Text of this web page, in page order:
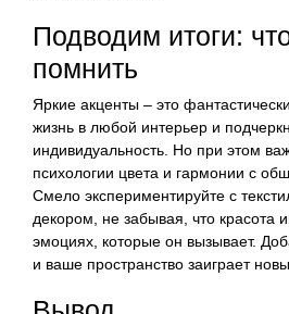
Подводим итоги:
помнить
Яркие акценты – это
жизнь в любой интерьер и
индивидуальность. Но при этом
психологии цвета и гармонии с
Смело экспериментируйте с
декором, не забывая, что красота
эмоциях, которые он вызывает.
и ваше пространство заиграет